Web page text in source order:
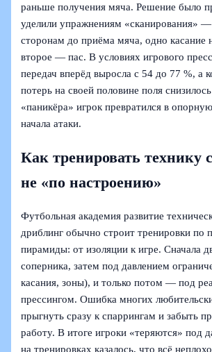
раньше получения мяча. Решение было
уделили упражнениям «сканирования» —
сторонам до приёма мяча, одно касание
второе — пас. В условиях игрового
передач вперёд выросла с 54 до 77 %, а
потерь на своей половине поля
«паникёра» игрок превратился в
начала атаки.
Как тренировать технику
не «по настроению»
Футбольная академия развитие
дриблинг обычно строит тренировки по
пирамиды: от изоляции к игре. Сначала
соперника, затем под давлением
касания, зоны), и только потом — под
прессингом. Ошибка многих
прыгнуть сразу к спаррингам и забыть
работу. В итоге игроки «теряются» под
на тренировках казалось, что всё